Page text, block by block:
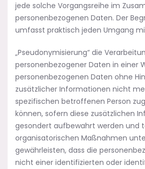
jede solche Vorgangsreihe im
personenbezogenen Daten. Der
umfasst praktisch jeden Umgang
„Pseudonymisierung“ die
personenbezogener Daten in einer
personenbezogenen Daten ohne
zusätzlicher Informationen nicht
spezifischen betroffenen Person
können, sofern diese zusätzlichen
gesondert aufbewahrt werden und
organisatorischen Maßnahmen
gewährleisten, dass die
nicht einer identifizierten oder